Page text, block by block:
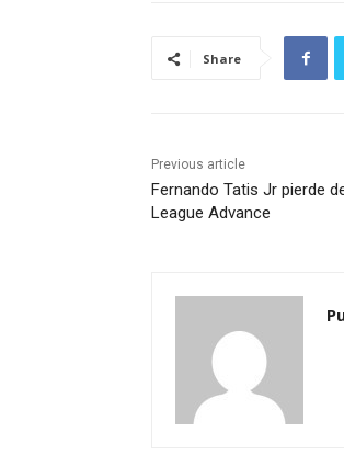
Share
Previous article
Fernando Tatis Jr pierde
League Advance